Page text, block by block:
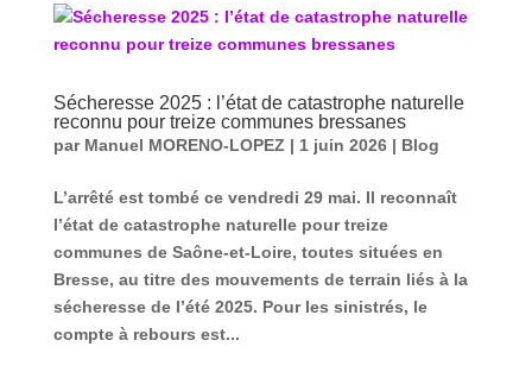
Sécheresse 2025 : l’état de catastrophe naturelle
reconnu pour treize communes bressanes
par Manuel MORENO-LOPEZ| 1 juin 2026| Blog
L’arrêté est tombé ce vendredi 29 mai. Il reconnaît
l’état de catastrophe naturelle pour treize
communes de Saône-et-Loire, toutes situées en
Bresse, au titre des mouvements de terrain liés à la
sécheresse de l’été 2025. Pour les sinistrés, le
compte à rebours est...